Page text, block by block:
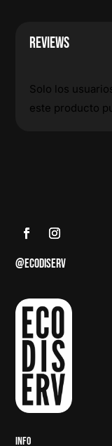
REVIEWS
Solo los
este producto
@ECODISERV
INFO